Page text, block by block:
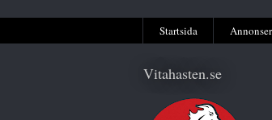
Startsida
Vitahasten.se